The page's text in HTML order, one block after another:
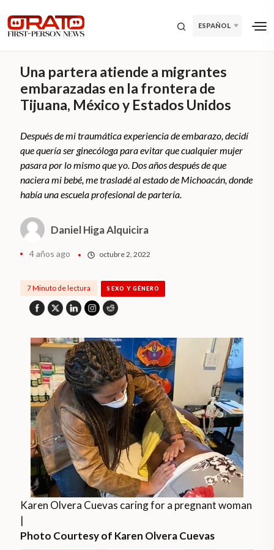
ESPAÑOL
Una partera atiende a migrantes
embarazadas en la frontera de
Tijuana, México y Estados Unidos
Después de mi traumática experiencia de embarazo, decidí
que quería ser ginecóloga para evitar que cualquier mujer
pasara por lo mismo que yo. Dos años después de que
naciera mi bebé, me trasladé al estado de Michoacán, donde
había una escuela profesional de partería.
Daniel Higa Alquicira
4 años ago octubre 2, 2022
7 Minuto de lectura SEXO Y GÉNERO
Karen Olvera Cuevas caring for a pregnant woman
|
Photo Courtesy of Karen Olvera Cuevas